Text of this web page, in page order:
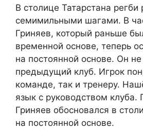
В столице Татарстана регби
семимильными шагами. В
Гриняев, который раньше
временной основе, теперь
на постоянной основе. Он
предыдущий клуб. Игрок
команде, так и тренеру.
язык с руководством клуба.
Гриняев обосновался в
на постоянной основе.